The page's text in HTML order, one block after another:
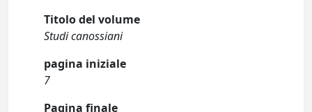
Titolo del volume
Studi canossiani
pagina iniziale
7
Pagina finale